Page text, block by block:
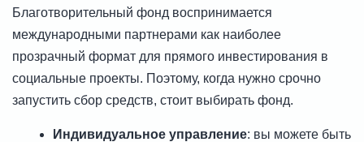
Благотворительный фонд воспринимается
международными партнерами как наиболее
прозрачный формат для прямого инвестирования в
социальные проекты. Поэтому, когда нужно срочно
запустить сбор средств, стоит выбирать фонд.
Индивидуальное управление: вы можете быть